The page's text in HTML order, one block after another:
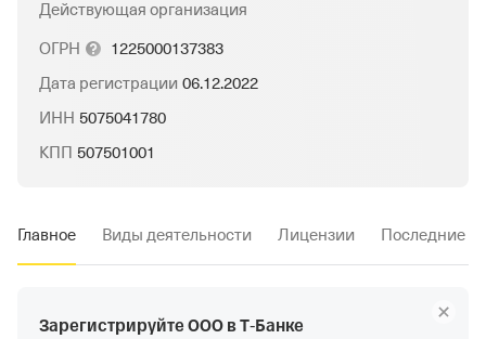
Действующая организация
ОГРН
1225000137383
Дата регистрации 06.12.2022
ИНН 5075041780
КПП 507501001
Главное Виды деятельности Лицензии Последние
Зарегистрируйте ООО в Т‑Банке